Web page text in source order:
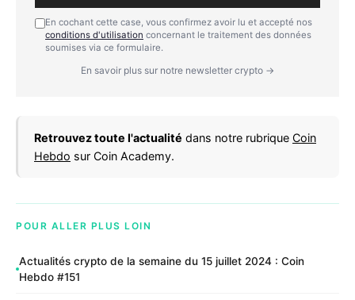
En cochant cette case, vous confirmez avoir lu et accepté nos
conditions d'utilisation concernant le traitement des données
soumises via ce formulaire.
En savoir plus sur notre newsletter crypto →
Retrouvez toute l'actualité dans notre rubrique Coin
Hebdo sur Coin Academy.
POUR ALLER PLUS LOIN
Actualités crypto de la semaine du 15 juillet 2024 : Coin
Hebdo #151